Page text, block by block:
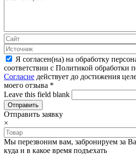
Я согласен(на) на обработку
соответствии с Политикой обработки
Согласие действует до достижения
моего отзыва *
Leave this field blank
Отправить заявку
×
Мы перезвоним вам, забронируем за
куда и в какое время подъехать